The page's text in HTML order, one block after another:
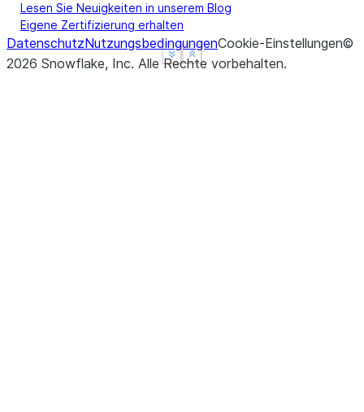
Show less
See more
Show less
See more
Lesen Sie Neuigkeiten in unserem Blog
Eigene Zertifizierung erhalten
DatenschutzNutzungsbedingungenCookie-Einstellungen©
2026 Snowflake, Inc. Alle Rechte vorbehalten.